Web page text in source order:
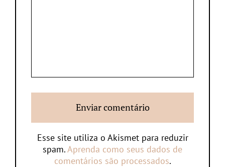
Esse site utiliza o Akismet para reduzir
spam.Aprenda como seus dados de
comentários são processados.